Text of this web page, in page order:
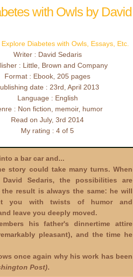
with Owls by David
Diabetes with Owls, Essays, Etc.
Writer : David Sedaris
: Little, Brown and Company
Format : Ebook, 205 pages
date : 23rd, April 2013
Language : English
: Non fiction, memoir, humor
Read on July, 3rd 2014
My rating : 4 of 5
a bar car and...
story could take many turns. When
Sedaris, the possibilities are
result is always the same: he will
you with twists of humor and
leave you deeply moved.
his father's dinnertime attire
pleasant), and the time he
once again why his work has been
Post).